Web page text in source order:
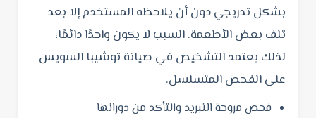
بشكل تدريجي دون أن يلاحظه المستخدم إلا بعد
تلف بعض الأطعمة. السبب لا يكون واحدًا دائمًا،
لذلك يعتمد التشخيص في صيانة توشيبا السويس
على الفحص المتسلسل.
فحص مروحة التبريد والتأكد من دورانها